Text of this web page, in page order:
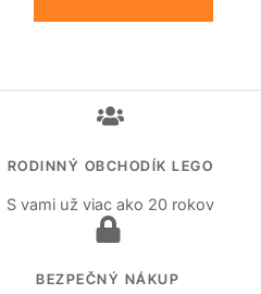
RODINNÝ OBCHODÍK LEGO
S vami už viac ako 20 rokov
BEZPEČNÝ NÁKUP